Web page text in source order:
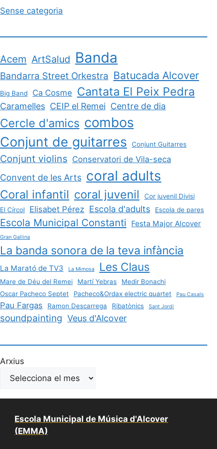
Sense categoria
Acem ArtSalud Banda
Bandarra Street Orkestra Batucada Alcover
Big Band Ca Cosme Cantata El Peix Pedra
Caramelles CEIP el Remei Centre de dia
Cercle d'amics combos
Conjunt de guitarres Conjunt Guitarres
Conjunt violins Conservatori de Vila-seca
Convent de les Arts coral adults
Coral infantil coral juvenil
Cor juvenil Divisi
El Círcol
Elisabet Pérez Escola d'adults Escola de pares
Escola Municipal Constanti Festa Major Alcover
Gran Gallina
La banda sonora de la teva infància
La Marató de TV3 La Mimosa Les Claus
Mare de Déu del Remei Martí Yebras
Medir Bonachi
Oscar Pacheco Septet
Pacheco&Ordax electric quartet Pau Casals
Pau Fargas Ramon Descarrega Ribatònics Sant Jordi
soundpainting Veus d'Alcover
Arxius
Escola Municipal de Música d'Alcover
(EMMA)